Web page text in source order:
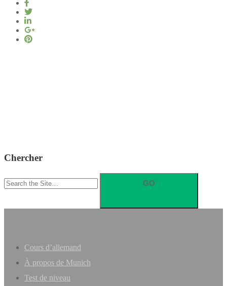
Chercher
Search
for:
Cours d’allemand
À propos de Munich
Test de niveau